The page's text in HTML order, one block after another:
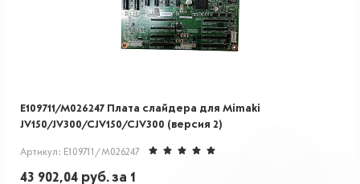
E109711/M026247 Плата слайдера для Mimaki
JV150/JV300/CJV150/CJV300 (версия 2)
Артикул: E109711/M026247
43 902,04 руб.за 1